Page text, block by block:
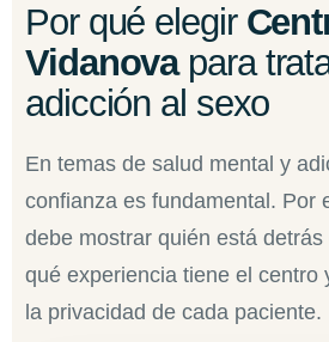
Por qué elegir
Vidanovapara
adicción al sexo
En temas de salud mental y
confianza es fundamental. Por
debe mostrar quién está
qué experiencia tiene el centro
la privacidad de cada paciente.